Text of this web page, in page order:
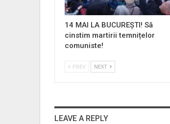
14 MAI LA BUCUREȘTI! Să
cinstim martirii temnițelor
comuniste!
PREV NEXT
LEAVE A REPLY